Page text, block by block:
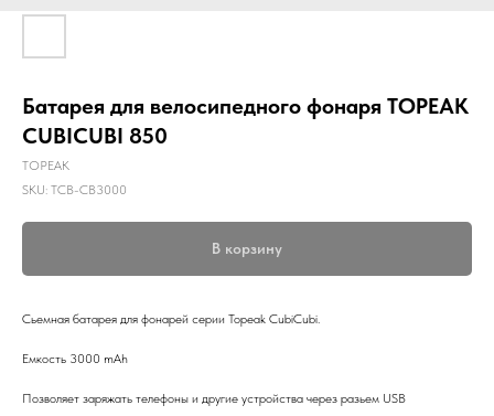
Батарея для велосипедного фонаря TOPEAK
CUBICUBI 850
TOPEAK
SKU: TCB-CB3000
В корзину
Сьемная батарея для фонарей серии Topeak CubiCubi.
Емкость 3000 mAh
Позволяет заряжать телефоны и другие устройства через разьем USB